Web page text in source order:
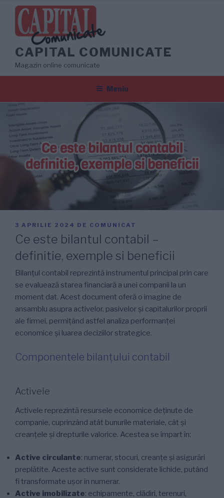
conținut
CAPITAL COMUNICATE
Magazin online comunicate
Meniu
PUBLICAT
PE
3 APRILIE 2024 DE COMUNICAT
Ce este bilantul contabil –
definitie, exemple si beneficii
Bilanțul contabil reprezintă instrumentul principal prin care
se evaluează starea financiară a unei companii la un
moment dat. Acest document oferă o imagine de
ansamblu asupra activelor, pasivelor și capitalurilor proprii
ale firmei, permițând astfel analiza performanței
economice și luarea deciziilor strategice.
Componentele bilanțului contabil
Activele
Activele reprezintă resursele economice deținute de
companie, cuprinzând atât bunurile materiale, cât și
creanțele și drepturile valorice. Acestea se împart în:
Active circulante: numerar, stocuri, creanțe și asigurări
preplătite. Aceste active sunt considerate lichide, putând
fi transformate ușor în numerar.
Active imobilizate: echipamente, clădiri, terenuri,